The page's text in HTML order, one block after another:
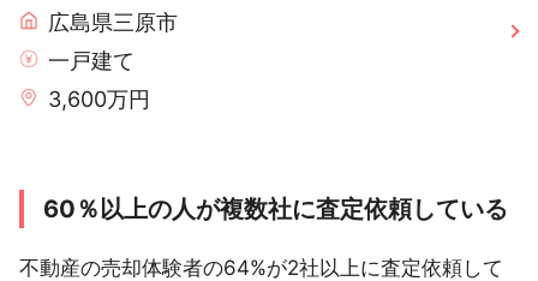
広島県三原市
一戸建て
3,600万円
60％以上の人が複数社に査定依頼している
不動産の売却体験者の64%が2社以上に査定依頼して